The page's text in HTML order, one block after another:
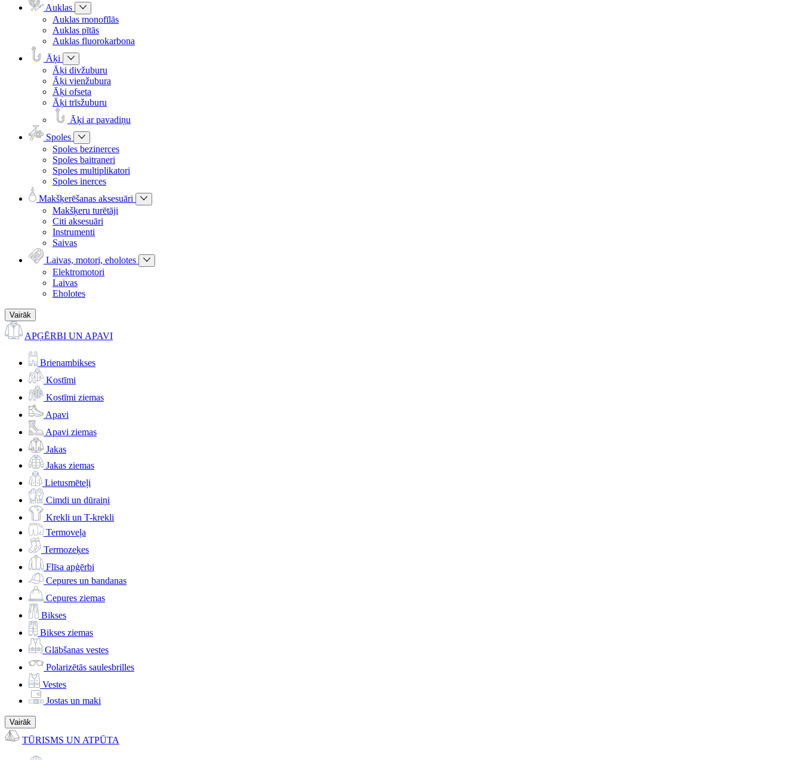
Auklas
Auklas monofīlās
Auklas pītās
Auklas fluorokarbona
Āķi
Āķi divžuburu
Āķi vienžubura
Āķi ofseta
Āķi trīsžuburu
Āķi ar pavadiņu
Spoles
Spoles bezinerces
Spoles baitraneri
Spoles multiplikatori
Spoles inerces
Makšķerēšanas aksesuāri
Makšķeru turētāji
Citi aksesuāri
Instrumenti
Saivas
Laivas, motori, eholotes
Elektromotori
Laivas
Eholotes
Vairāk
APĢĒRBI UN APAVI
Brienambikses
Kostīmi
Kostīmi ziemas
Apavi
Apavi ziemas
Jakas
Jakas ziemas
Lietusmēteļi
Cimdi un dūraiņi
Krekli un T-krekli
Termoveļa
Termozeķes
Flīsa apģērbi
Cepures un bandanas
Cepures ziemas
Bikses
Bikses ziemas
Glābšanas vestes
Polarizētās saulesbrilles
Vestes
Jostas un maki
Vairāk
TŪRISMS UN ATPŪTA